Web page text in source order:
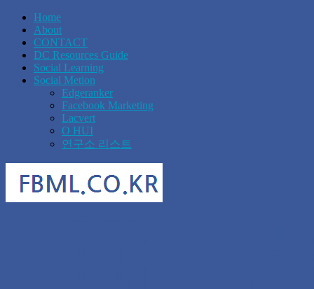
Home
About
CONTACT
DC Resources Guide
Social Learning
Social Metion
Edgeranker
Facebook Marketing
Lacvert
O HUI
연구소 리스트